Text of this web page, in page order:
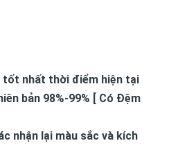
tốt nhất thời điểm hiện tại
bản 98%-99% [ Có Đệm
nhận lại màu sắc và kích